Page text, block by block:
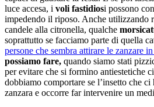
luce accesa, i voli fastidiosi possono
impedendo il riposo. Anche utilizzando
candele alla citronella, qualche
soprattutto se facciamo parte di quella
persone che sembra attirare le zanzare
possiamo fare, quando siamo stati
per evitare che si formino antiestetiche
dobbiamo comportare se l’insetto che
zanzara e occorre far intervenire un